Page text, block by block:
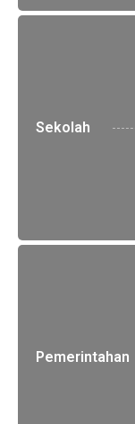
Sekolah
Pemerintahan